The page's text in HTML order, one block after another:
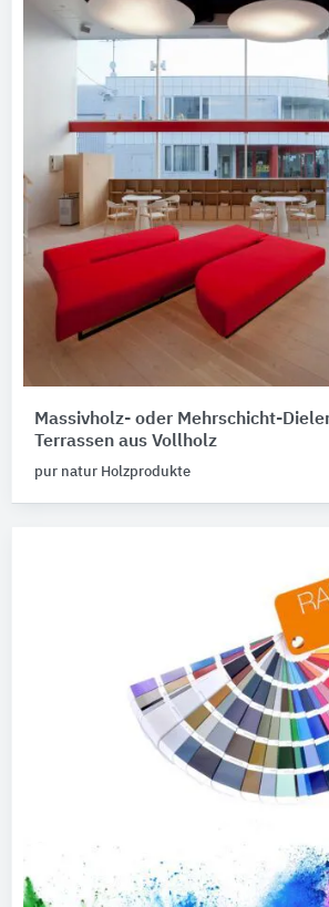
Massivholz- oder Mehrschicht-
Terrassen aus Vollholz
pur natur Holzprodukte